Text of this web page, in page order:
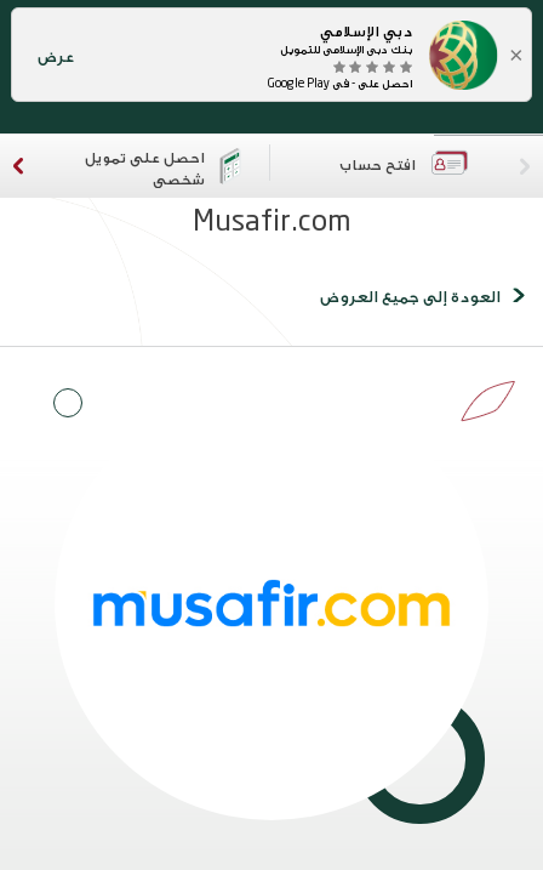
×
دبي الإسلامي
بنك دبي الإسلامي للتمويل
احصل على - في Google Play
عرض
افتح حساب
احصل على تمويل
شخصي
Musafir.com
العودة إلى جميع العروض